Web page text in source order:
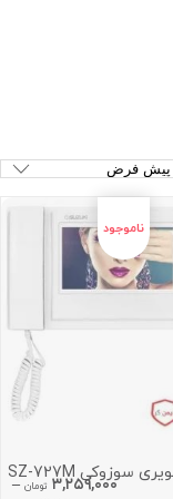
آیفون تصویری سوزوکی SZ-727M
۳,۲۵۹,۰۰۰ تومان –